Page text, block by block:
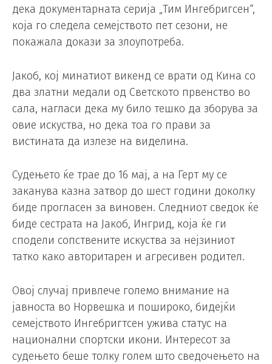
дека документарната серија „Тим Ингебригсен“,
која го следела семејството пет сезони, не
покажала докази за злоупотреба.
Јакоб, кој минатиот викенд се врати од Кина со
два златни медали од Светското првенство во
сала, нагласи дека му било тешко да зборува за
овие искуства, но дека тоа го прави за
вистината да излезе на виделина.
Судењето ќе трае до 16 мај, а на Герт му се
заканува казна затвор до шест години доколку
биде прогласен за виновен. Следниот сведок ќе
биде сестрата на Јакоб, Ингрид, која ќе ги
сподели сопствените искуства за нејзиниот
татко како авторитарен и агресивен родител.
Овој случај привлече големо внимание на
јавноста во Норвешка и пошироко, бидејќи
семејството Ингебригтсен ужива статус на
национални спортски икони. Интересот за
судењето беше толку голем што сведочењето на